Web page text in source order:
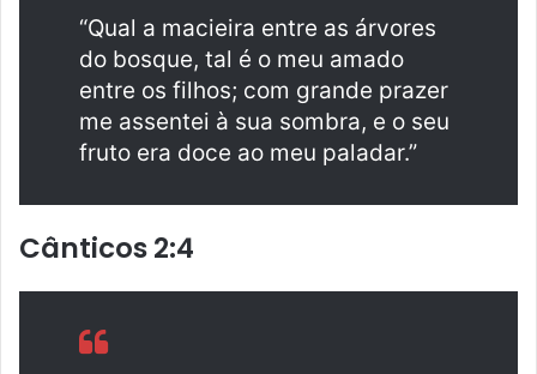
“Qual a macieira entre as árvores
do bosque, tal é o meu amado
entre os filhos; com grande prazer
me assentei à sua sombra, e o seu
fruto era doce ao meu paladar.”
Cânticos 2:4